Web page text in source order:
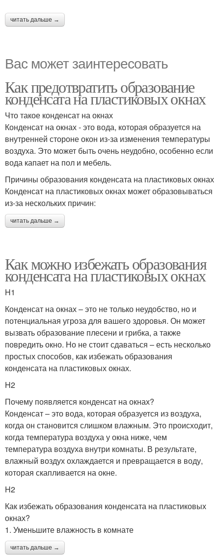
читать дальше →
Вас может заинтересовать
Как предотвратить образование
конденсата на пластиковых окнах
Что такое конденсат на окнах
Конденсат на окнах - это вода, которая образуется на
внутренней стороне окон из-за изменения температуры
воздуха. Это может быть очень неудобно, особенно если
вода капает на пол и мебель.
Причины образования конденсата на пластиковых окнах
Конденсат на пластиковых окнах может образовываться
из-за нескольких причин:
читать дальше →
Как можно избежать образования
конденсата на пластиковых окнах
H1
Конденсат на окнах – это не только неудобство, но и
потенциальная угроза для вашего здоровья. Он может
вызвать образование плесени и грибка, а также
повредить окно. Но не стоит сдаваться – есть несколько
простых способов, как избежать образования
конденсата на пластиковых окнах.
H2
Почему появляется конденсат на окнах?
Конденсат – это вода, которая образуется из воздуха,
когда он становится слишком влажным. Это происходит,
когда температура воздуха у окна ниже, чем
температура воздуха внутри комнаты. В результате,
влажный воздух охлаждается и превращается в воду,
которая скапливается на окне.
H2
Как избежать образования конденсата на пластиковых
окнах?
1. Уменьшите влажность в комнате
читать дальше →